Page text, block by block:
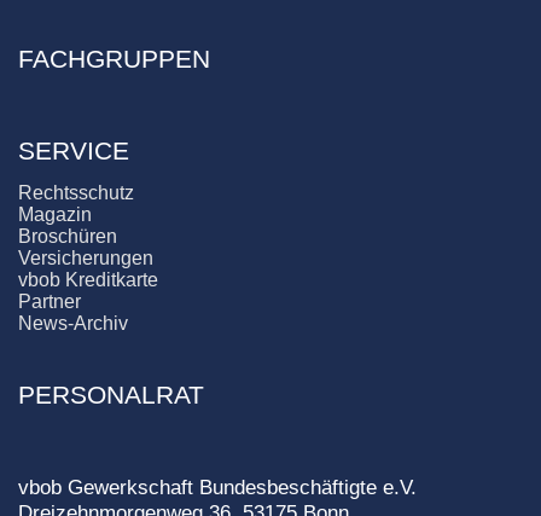
FACHGRUPPEN
SERVICE
Rechtsschutz
Magazin
Broschüren
Versicherungen
vbob Kreditkarte
Partner
News-Archiv
PERSONALRAT
vbob Gewerkschaft Bundesbeschäftigte e.V.